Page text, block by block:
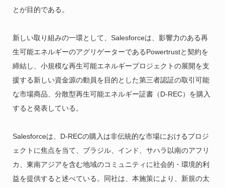
とが目的である。
新しい取り組みの一環として、Salesforceは、影響力のある再
生可能エネルギーのアグリゲーターであるPowertrustと契約を
締結し、小規模な再生可能エネルギープロジェクトの展開を支
援する新しい資金源の動員を目的とした第三者認証の取引可能
な市場商品、分散型再生可能エネルギー証書（D-REC）を購入
すると発表している。
Salesforceは、D-RECの購入は非伝統的な市場におけるプロジ
ェクトに焦点を当て、ブラジル、インド、サハラ以南のアフリ
カ、東南アジアを含む地域のコミュニティに社会的・環境的利
益を提供すると述べている。同社は、本施策により、新規の太